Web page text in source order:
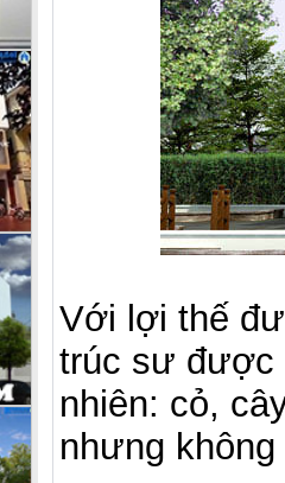
Với lợi thế
trúc sư được
nhiên: cỏ,
nhưng